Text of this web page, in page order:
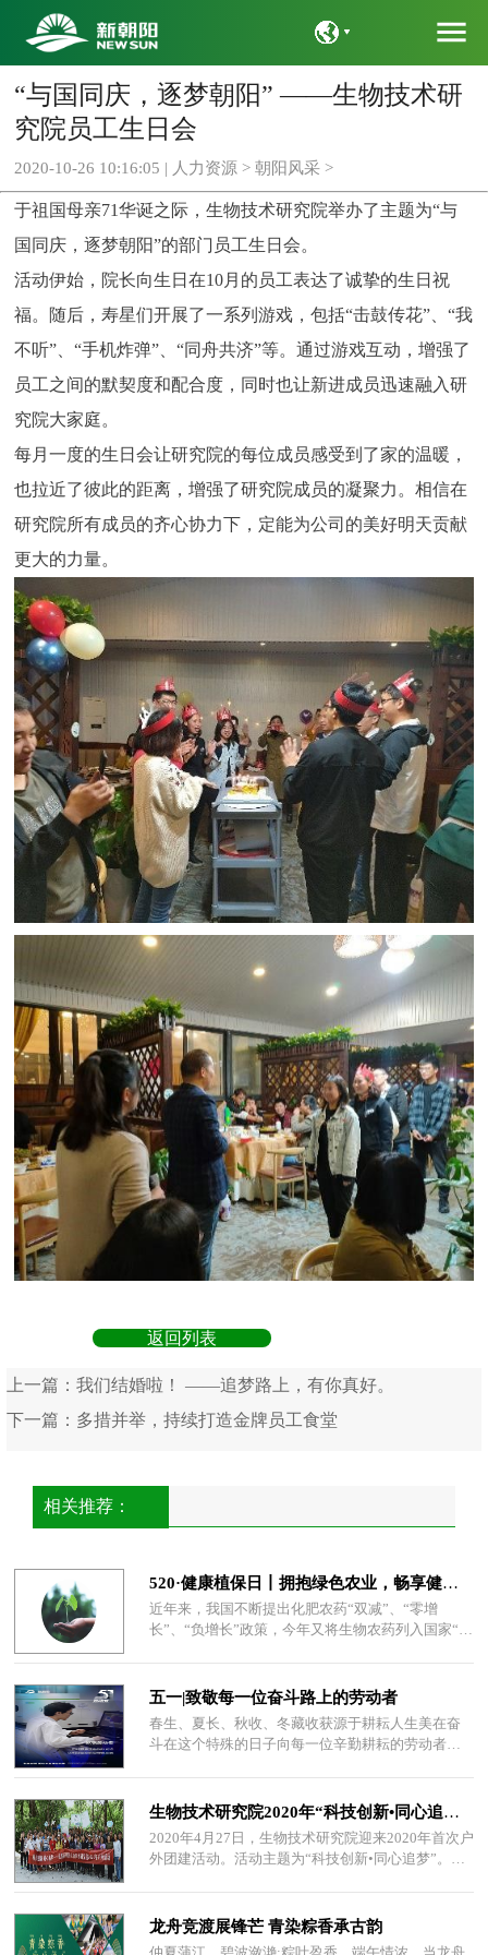
语言
menu
“与国同庆，逐梦朝阳” ——生物技术研
究院员工生日会
2020-10-26 10:16:05 | 人力资源 > 朝阳风采>
于祖国母亲71华诞之际，生物技术研究院举办了主题为“与
国同庆，逐梦朝阳”的部门员工生日会。
活动伊始，院长向生日在10月的员工表达了诚挚的生日祝
福。随后，寿星们开展了一系列游戏，包括“击鼓传花”、“我
不听”、“手机炸弹”、“同舟共济”等。通过游戏互动，增强了
员工之间的默契度和配合度，同时也让新进成员迅速融入研
究院大家庭。
每月一度的生日会让研究院的每位成员感受到了家的温暖，
也拉近了彼此的距离，增强了研究院成员的凝聚力。相信在
研究院所有成员的齐心协力下，定能为公司的美好明天贡献
更大的力量。
返回列表
上一篇： 我们结婚啦！ ——追梦路上，有你真好。
下一篇： 多措并举，持续打造金牌员工食堂
相关推荐：
520·健康植保日丨拥抱绿色农业，畅享健康生活
近年来，我国不断提出化肥农药“双减”、“零增
长”、“负增长”政策，今年又将生物农药列入国家“十
五一|致敬每一位奋斗路上的劳动者
春生、夏长、秋收、冬藏收获源于耕耘人生美在奋
斗在这个特殊的日子向每一位辛勤耕耘的劳动者致
生物技术研究院2020年“科技创新•同心追梦”户外活动
2020年4月27日，生物技术研究院迎来2020年首次户
外团建活动。活动主题为“科技创新•同心追梦”。活
龙舟竞渡展锋芒 青染粽香承古韵